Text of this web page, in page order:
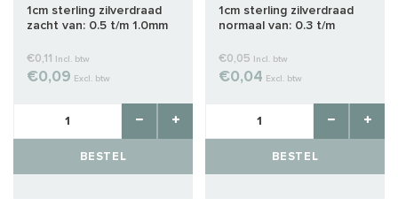
1cm sterling zilverdraad
zacht van: 0.5 t/m 1.0mm
€0,11 Incl. btw
€0,09 Excl. btw
BESTEL
1cm sterling zilverdraad
normaal van: 0.3 t/m
€0,05 Incl. btw
€0,04 Excl. btw
BESTEL